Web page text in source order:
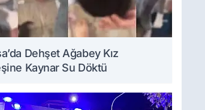
Dehşet Ağabey Kız
Kaynar Su Döktü